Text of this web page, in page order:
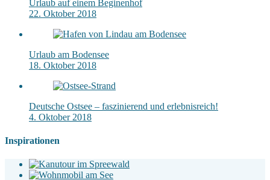
Urlaub auf einem Beginenhof
22. Oktober 2018
Urlaub am Bodensee
18. Oktober 2018
Deutsche Ostsee – faszinierend und erlebnisreich!
4. Oktober 2018
Inspirationen